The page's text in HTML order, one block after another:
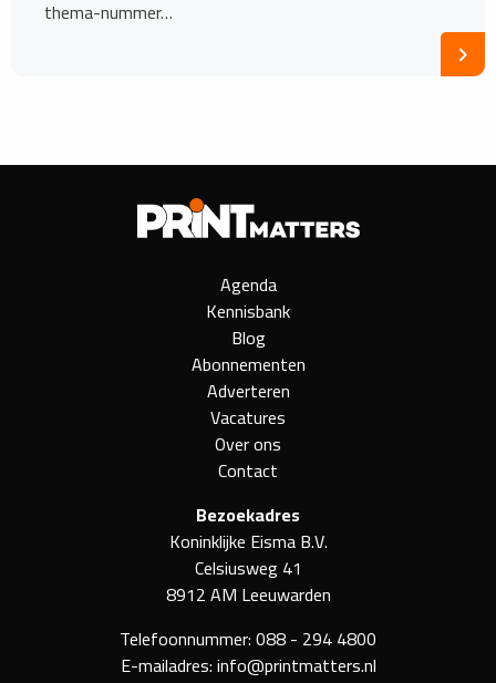
thema-nummer…
Agenda
Kennisbank
Blog
Abonnementen
Adverteren
Vacatures
Over ons
Contact
Bezoekadres
Koninklijke Eisma B.V.
Celsiusweg 41
8912 AM Leeuwarden
Telefoonnummer:088 - 294 4800
E-mailadres:info@printmatters.nl